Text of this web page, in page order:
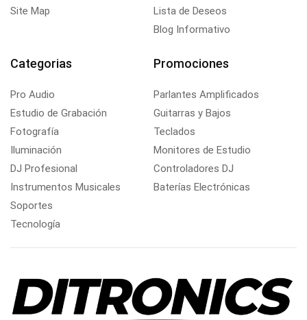
Site Map
Lista de Deseos
Blog Informativo
Categorias
Pro Audio
Estudio de Grabación
Fotografía
Iluminación
DJ Profesional
Instrumentos Musicales
Soportes
Tecnología
Promociones
Parlantes Amplificados
Guitarras y Bajos
Teclados
Monitores de Estudio
Controladores DJ
Baterías Electrónicas